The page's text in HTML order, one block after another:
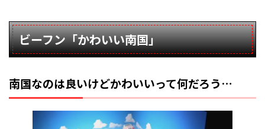
ビーフン「かわいい南国」
南国なのは良いけどかわいいって何だろう…